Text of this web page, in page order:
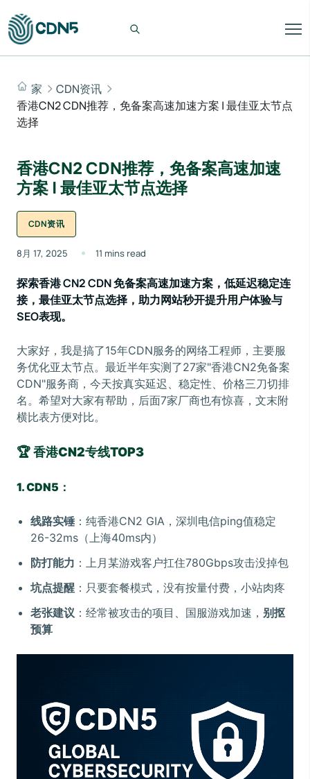
家
CDN资讯
香港CN2 CDN推荐，免备案高速加速方案 | 最佳亚太节点
选择
香港CN2 CDN推荐，免备案高速加速
方案 | 最佳亚太节点选择
CDN资讯
8月 17, 2025 11 mins read
探索香港 CN2 CDN 免备案高速加速方案，低延迟稳定连
接，最佳亚太节点选择，助力网站秒开提升用户体验与
SEO表现。
大家好，我是搞了15年CDN服务的网络工程师，主要服
务优化亚太节点。最近半年实测了27家"香港CN2免备案
CDN"服务商，今天按真实延迟、稳定性、价格三刀切排
名。希望对大家有帮助，后面7家厂商也有惊喜，文末附
横比表方便对比。
🏆 香港CN2专线TOP3
1. CDN5：
线路实锤：纯香港CN2 GIA，深圳电信ping值稳定
26-32ms（上海40ms内）
防打能力 ：上月某游戏客户扛住780Gbps攻击没掉包
坑点提醒 ：只要套餐模式，没有按量付费，小站肉疼
老张建议 ：经常被攻击的项目、国服游戏加速， 别抠
预算